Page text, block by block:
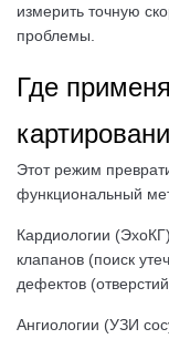
измерить точную
проблемы.
Где
Этот режим
функциональный
Кардиологии
клапанов (поиск
дефектов
Ангиологии (УЗИ